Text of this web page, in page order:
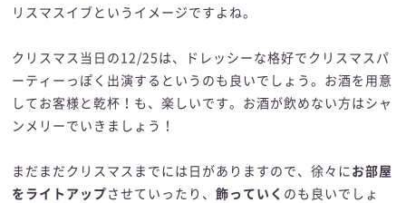
リスマスイブというイメージですよね。
クリスマス当日の12/25は、ドレッシーな格好でクリスマスパ
ーティーっぽく出演するというのも良いでしょう。お酒を用意
してお客様と乾杯！も、楽しいです。お酒が飲めない方はシャ
ンメリーでいきましょう！
まだまだクリスマスまでには日がありますので、徐々に お部屋
をライトアップ させていったり、飾っていく のも良いでしょ